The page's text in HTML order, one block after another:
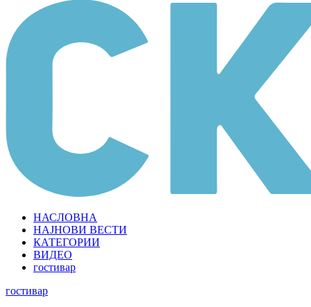
НАСЛОВНА
НАЈНОВИ ВЕСТИ
КАТЕГОРИИ
ВИДЕО
гостивар
гостивар